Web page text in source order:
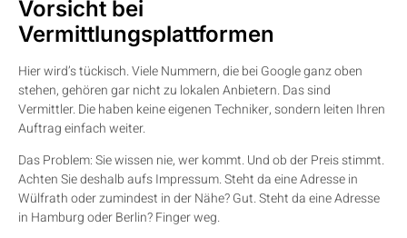
Vorsicht bei
Vermittlungsplattformen
Hier wird’s tückisch. Viele Nummern, die bei Google ganz oben
stehen, gehören gar nicht zu lokalen Anbietern. Das sind
Vermittler. Die haben keine eigenen Techniker, sondern leiten Ihren
Auftrag einfach weiter.
Das Problem: Sie wissen nie, wer kommt. Und ob der Preis stimmt.
Achten Sie deshalb aufs Impressum. Steht da eine Adresse in
Wülfrath oder zumindest in der Nähe? Gut. Steht da eine Adresse
in Hamburg oder Berlin? Finger weg.